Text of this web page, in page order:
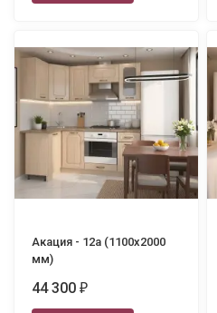
Акация - 12а (1100х2000
мм)
44 300₽